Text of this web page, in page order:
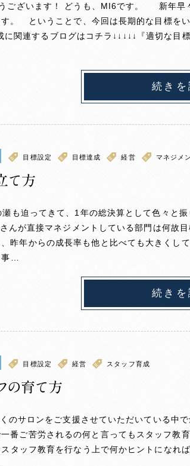
ございます！ どうも、MI6です。 新年早
。 ということで、今回は長期的な目標を
連するブログはコチラ↓↓↓↓↓『適切な目
続きを
目標設定 目標達成 経営 マネジメ
て方
も迫ってきて、1年の総決算として色々と
が直接マネジメントしている部門は何故
昨年からの成長率も他と比べても大きくし
…
続きを
目標設定 経営 スタッフ育成
の育て方
のサロンをご支援させていただいている中
番ご苦労されるの何と言ってもスタッフ
タッフ教育を行なう上で何かヒントになれ